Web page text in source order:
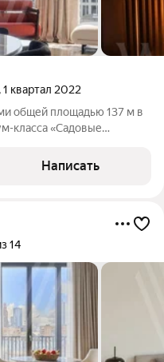
, 1 квартал 2022
общей площадью 137 м в
класса «Садовые
этаже, откуда
Написать
14